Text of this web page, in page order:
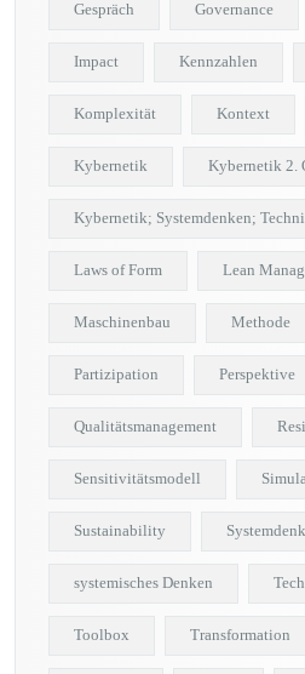
Gespräch Governance
Impact Kennzahlen
Komplexität Kontext
Kybernetik Kybernetik 2.
Kybernetik; Systemdenken;
Laws of Form Lean
Maschinenbau Methode
Partizipation Perspektive
Qualitätsmanagement
Sensitivitätsmodell
Sustainability
systemisches Denken
Toolbox Transformation